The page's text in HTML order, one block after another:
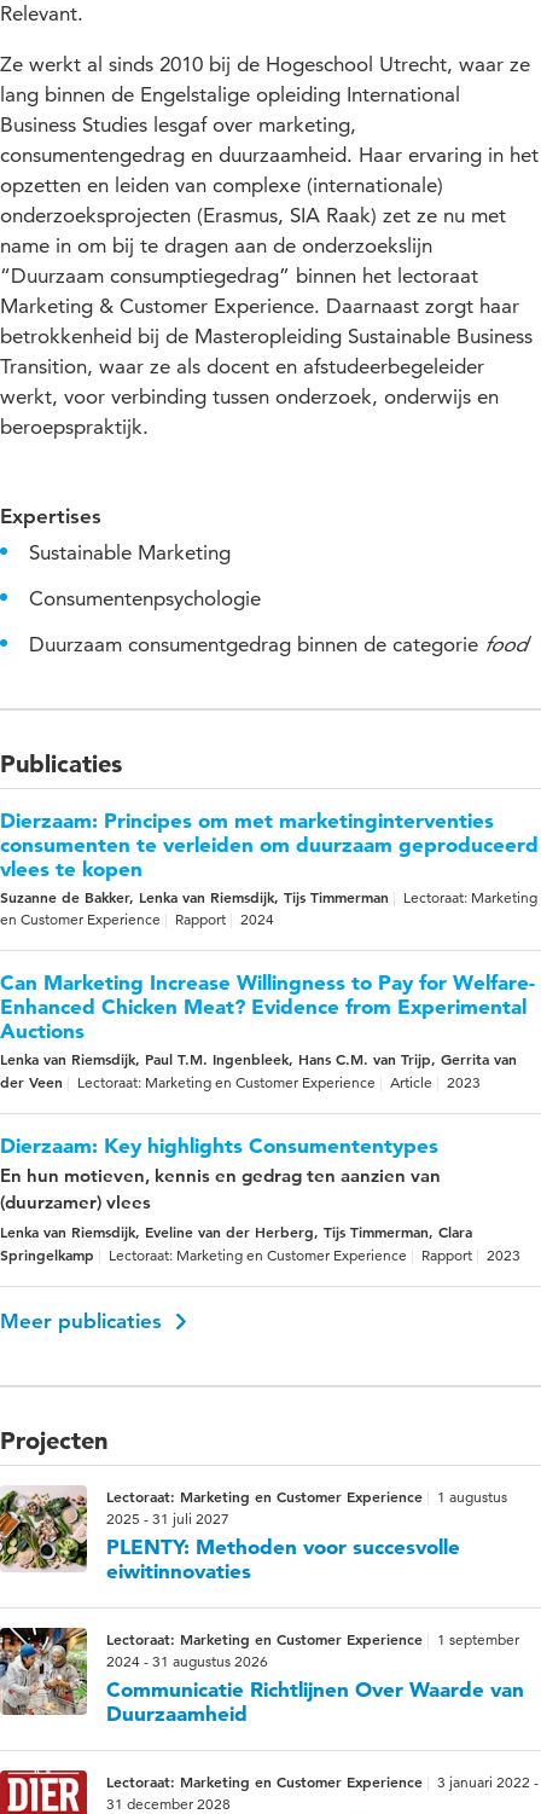
Relevant.
Ze werkt al sinds 2010 bij de Hogeschool Utrecht, waar ze
lang binnen de Engelstalige opleiding International
Business Studies lesgaf over marketing,
consumentengedrag en duurzaamheid. Haar ervaring in het
opzetten en leiden van complexe (internationale)
onderzoeksprojecten (Erasmus, SIA Raak) zet ze nu met
name in om bij te dragen aan de onderzoekslijn
“Duurzaam consumptiegedrag” binnen het lectoraat
Marketing & Customer Experience. Daarnaast zorgt haar
betrokkenheid bij de Masteropleiding Sustainable Business
Transition, waar ze als docent en afstudeerbegeleider
werkt, voor verbinding tussen onderzoek, onderwijs en
beroepspraktijk.
Expertises
Sustainable Marketing
Consumentenpsychologie
Duurzaam consumentgedrag binnen de categorie food
Publicaties
Dierzaam: Principes om met marketinginterventies
consumenten te verleiden om duurzaam geproduceerd
vlees te kopen
Suzanne de Bakker, Lenka van Riemsdijk, Tijs Timmerman
Lectoraat: Marketing
en Customer Experience
Rapport 2024
Can Marketing Increase Willingness to Pay for Welfare-
Enhanced Chicken Meat? Evidence from Experimental
Auctions
Lenka van Riemsdijk, Paul T.M. Ingenbleek, Hans C.M. van Trijp, Gerrita van
der Veen
Lectoraat: Marketing en Customer Experience Article 2023
Dierzaam: Key highlights Consumententypes
En hun motieven, kennis en gedrag ten aanzien van
(duurzamer) vlees
Lenka van Riemsdijk, Eveline van der Herberg, Tijs Timmerman, Clara
Springelkamp
Lectoraat: Marketing en Customer Experience Rapport 2023
Meer publicaties
Projecten
Lectoraat: Marketing en Customer Experience
1 augustus
2025 - 31 juli 2027
PLENTY: Methoden voor succesvolle
eiwitinnovaties
Lectoraat: Marketing en Customer Experience
1 september
2024 - 31 augustus 2026
Communicatie Richtlijnen Over Waarde van
Duurzaamheid
Lectoraat: Marketing en Customer Experience
3 januari 2022 -
31 december 2028